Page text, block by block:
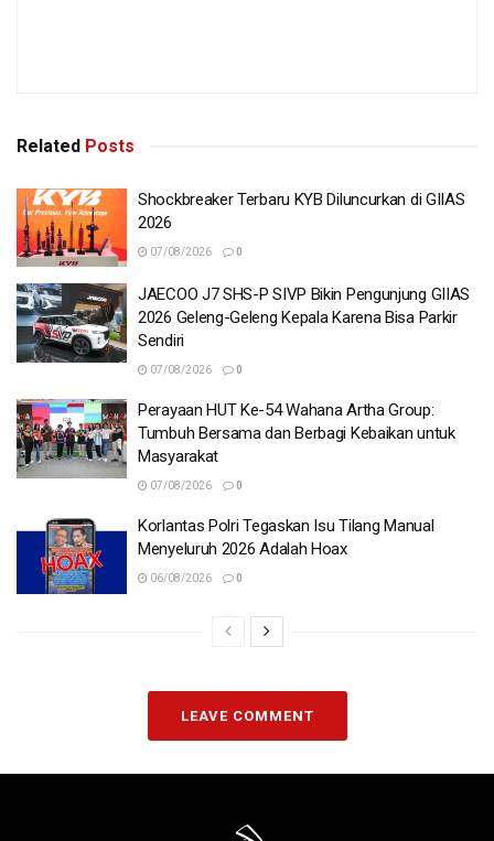
Related Posts
Shockbreaker Terbaru KYB Diluncurkan di GIIAS
2026
07/08/2026 0
JAECOO J7 SHS-P SIVP Bikin Pengunjung GIIAS
2026 Geleng-Geleng Kepala Karena Bisa Parkir
Sendiri
07/08/2026 0
Perayaan HUT Ke-54 Wahana Artha Group:
Tumbuh Bersama dan Berbagi Kebaikan untuk
Masyarakat
07/08/2026 0
Korlantas Polri Tegaskan Isu Tilang Manual
Menyeluruh 2026 Adalah Hoax
06/08/2026 0
LEAVE COMMENT